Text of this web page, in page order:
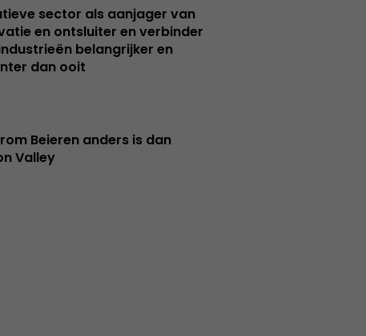
sector als aanjager van
en ontsluiter en verbinder
belangrijker en
dan ooit
Beieren anders is dan
Valley